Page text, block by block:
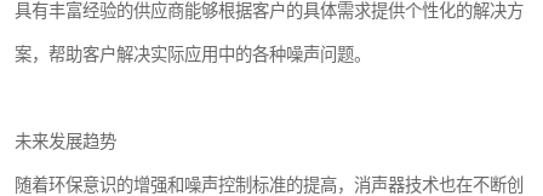
具有丰富经验的供应商能够根据客户的具体需求提供个性化的解决方
案，帮助客户解决实际应用中的各种噪声问题。
未来发展趋势
随着环保意识的增强和噪声控制标准的提高，消声器技术也在不断创